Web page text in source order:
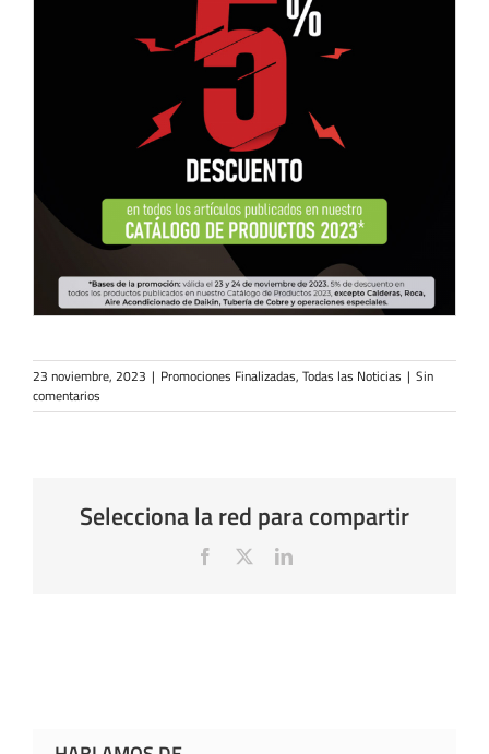
23 noviembre, 2023 | Promociones Finalizadas, Todas las Noticias | Sin
comentarios
Selecciona la red para compartir
Facebook LinkedIn